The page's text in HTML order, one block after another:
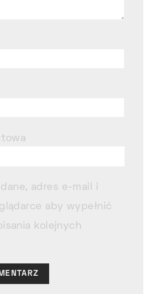
adres e-mail i
aby wypełnić
kolejnych